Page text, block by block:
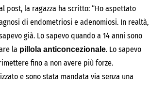
la ragazza ha scritto: “Ho aspettato
di endometriosi e adenomiosi. In realtà,
già. Lo sapevo quando a 14 anni sono
la pillola anticoncezionale. Lo sapevo
fino a non avere più forze.
e sono stata mandata via senza una